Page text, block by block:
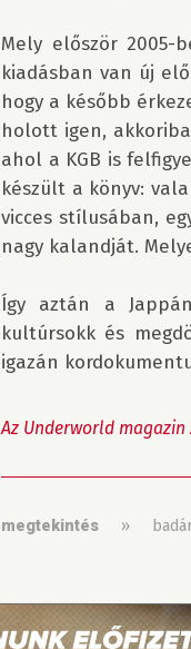
Mely először 2005-
kiadásban van új
hogy a később
holott igen,
ahol a KGB is
készült a könyv:
vicces stílusában,
nagy kalandját.
Így aztán a
kultúrsokk és
igazán
Az Underworld magazin
megtekintés »